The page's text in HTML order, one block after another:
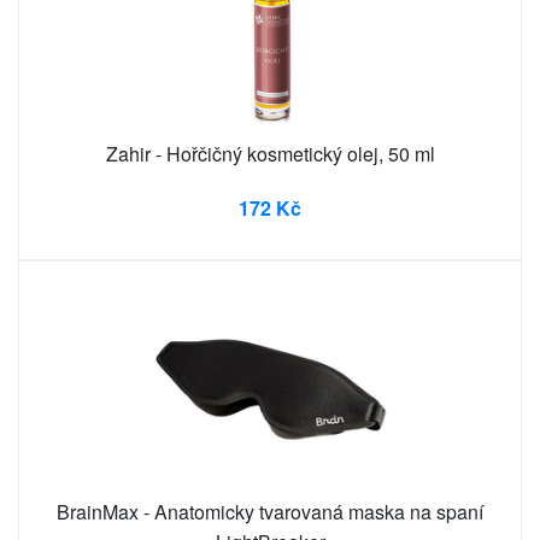
Zahir - Hořčičný kosmetický olej, 50 ml
172 Kč
BrainMax - Anatomicky tvarovaná maska na spaní